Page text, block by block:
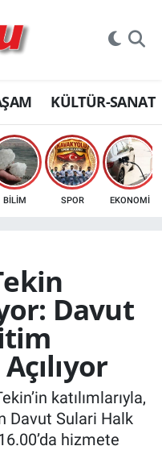
KÜLTÜR-SANAT
BİLİM SPOR EKONOMİ
Davut
katılımlarıyla,
Davut Sulari Halk
hizmete